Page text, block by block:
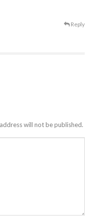
Reply
will not be published.